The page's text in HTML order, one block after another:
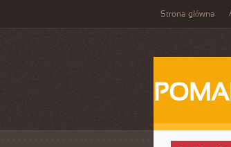
Strona główna